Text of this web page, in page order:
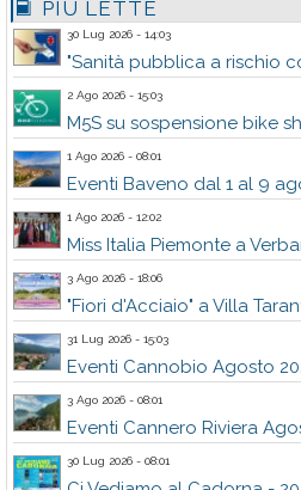
PIÙ LETTE
30 Lug 2026 - 14:03
"Sanità pubblica a rischio
2 Ago 2026 - 15:03
M5S su sospensione bike
1 Ago 2026 - 08:01
Eventi Baveno dal 1 al 9
1 Ago 2026 - 12:02
Miss Italia Piemonte a
3 Ago 2026 - 18:06
"Fiori d'Acciaio" a Villa
31 Lug 2026 - 15:03
Eventi Cannobio Agosto
3 Ago 2026 - 08:01
Eventi Cannero Riviera
30 Lug 2026 - 08:01